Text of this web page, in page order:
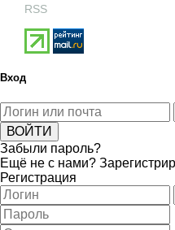
RSS
Вход
Забыли пароль?
Ещё не с нами?
Регистрация